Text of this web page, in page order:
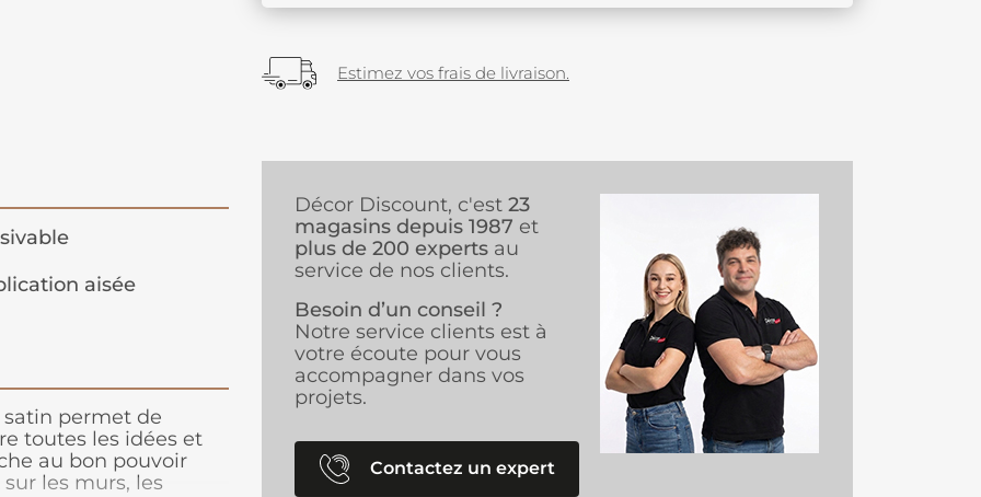
Estimez vos frais de livraison.
aisée
satin permet de
toutes les idées et
au bon pouvoir
les murs, les
Décor Discount, c'est 23
magasins depuis 1987 et
plus de 200 experts au
service de nos clients.
Besoin d’un conseil ?
Notre service clients est à
votre écoute pour vous
accompagner dans vos
projets.
Contactez un expert